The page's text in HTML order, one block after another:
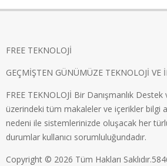
FREE TEKNOLOJİ
GEÇMİŞTEN GÜNÜMÜZE TEKNOLOJİ VE
FREE TEKNOLOJİ Bir Danışmanlık
üzerindeki tüm makaleler ve içerikler bilgi
nedeni ile sistemlerinizde oluşacak her
durumlar kullanıcı sorumluluğundadır.
Copyright © 2026 Tüm Hakları